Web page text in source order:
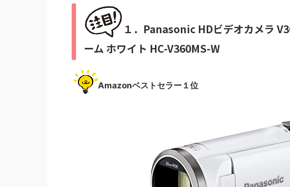
１．Panasonic HDビデオカメラ
ーム ホワイト HC-V360MS-W
Amazonベストセラー１位